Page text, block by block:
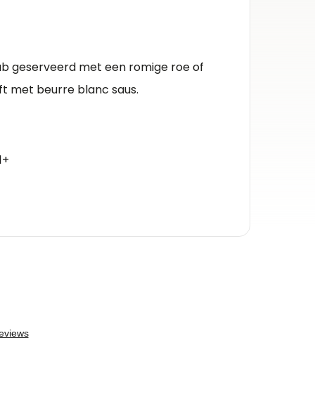
geserveerd met een romige roe of
met beurre blanc saus.